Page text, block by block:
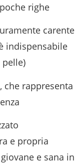
righe
carente
indispensabile
che rappresenta
e propria
e sana in